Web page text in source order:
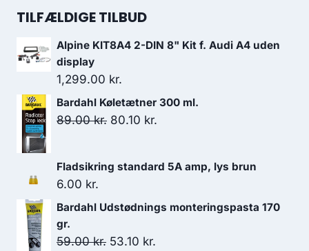
pris
3,599.00 kr..3,419.05 kr..
TILFÆLDIGE TILBUD
Alpine KIT8A4 2-DIN 8" Kit f. Audi A4 uden
display
1,299.00 kr.
Bardahl Køletætner 300 ml.
89.00kr. Den
var:
80.10 kr.
er:
Fladsikring standard 5A amp, lys brun
6.00 kr.
Bardahl Udstødnings monteringspasta 170
gr.
59.00kr. Den
53.10 kr.